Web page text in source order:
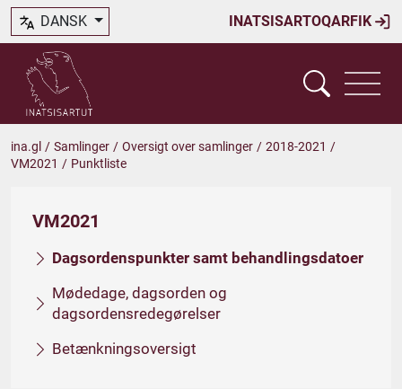
INATSISARTOQARFIK
DANSK
ina.gl / Samlinger / Oversigt over samlinger / 2018-2021 /
VM2021 / Punktliste
VM2021
Dagsordenspunkter samt behandlingsdatoer
Mødedage, dagsorden og
dagsordensredegørelser
Betænkningsoversigt